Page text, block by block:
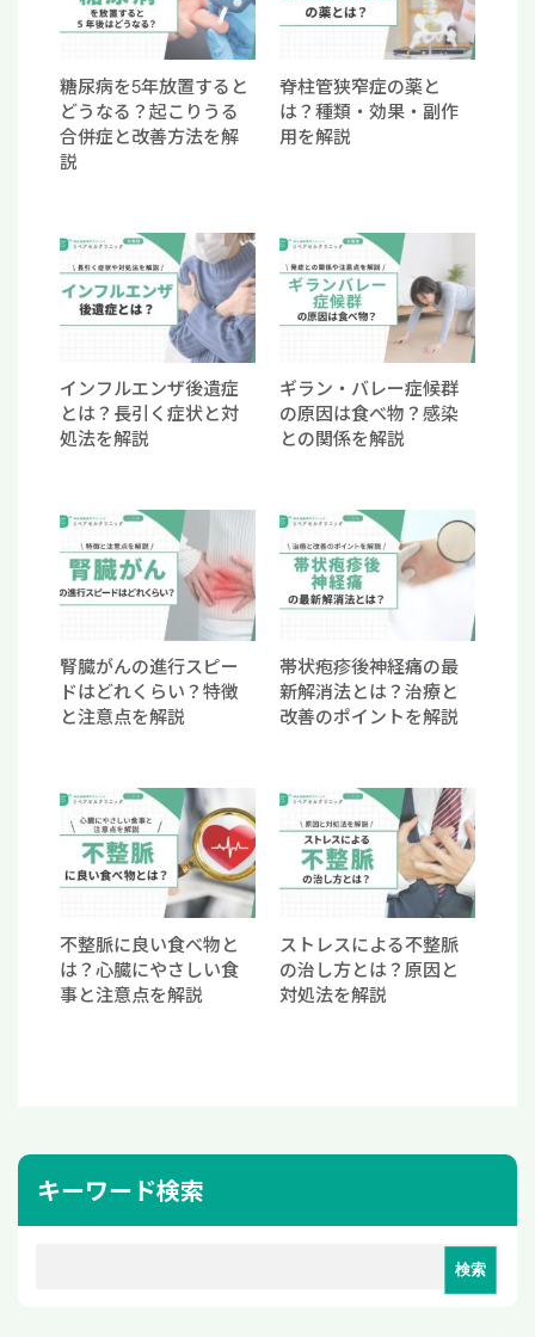
糖尿病を5年放置すると
どうなる？起こりうる
合併症と改善方法を解
説
脊柱管狭窄症の薬と
は？種類・効果・副作
用を解説
インフルエンザ後遺症
とは？長引く症状と対
処法を解説
ギラン・バレー症候群
の原因は食べ物？感染
との関係を解説
腎臓がんの進行スピー
ドはどれくらい？特徴
と注意点を解説
帯状疱疹後神経痛の最
新解消法とは？治療と
改善のポイントを解説
不整脈に良い食べ物と
は？心臓にやさしい食
事と注意点を解説
ストレスによる不整脈
の治し方とは？原因と
対処法を解説
キーワード検索